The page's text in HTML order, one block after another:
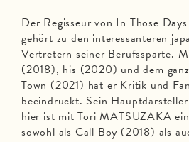
Der Regisseur von In Those
gehört zu den interessanteren
Vertretern seiner Berufssparte.
(2018), his (2020) und dem
Town (2021) hat er Kritik und
beeindruckt. Sein
hier ist mit Tori MATSUZAKA
sowohl als Call Boy (2018) als